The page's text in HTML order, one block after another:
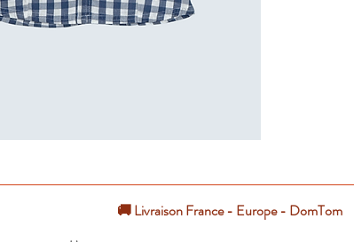
🚚 Livraison France - Europe - DomTom